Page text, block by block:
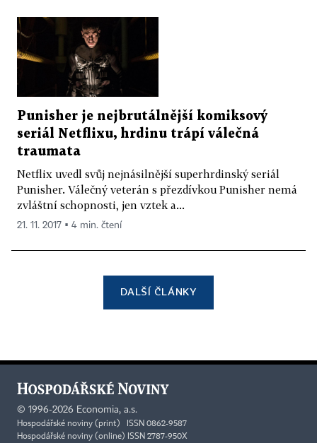
Punisher je nejbrutálnější komiksový
seriál Netflixu, hrdinu trápí válečná
traumata
Netflix uvedl svůj nejnásilnější superhrdinský seriál
Punisher. Válečný veterán s přezdívkou Punisher nemá
zvláštní schopnosti, jen vztek a...
21. 11. 2017 ▪ 4 min. čtení
DALŠÍ ČLÁNKY
© 1996-2026 Economia, a.s.
Hospodářské noviny (print) ISSN 0862-9587
Hospodářské noviny (online) ISSN 2787-950X